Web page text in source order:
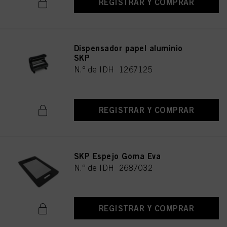
REGISTRAR Y COMPRAR
Dispensador papel aluminio
SKP
N.º de IDH 1267125
REGISTRAR Y COMPRAR
SKP Espejo Goma Eva
N.º de IDH 2687032
REGISTRAR Y COMPRAR
utilizarán las cookies que sean técnicamente necesarias para proporcionarle